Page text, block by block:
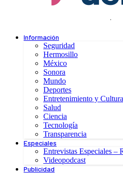
.
Información
Seguridad
Hermosillo
México
Sonora
Mundo
Deportes
Entretenimiento y Cultura
Salud
Ciencia
Tecnología
Transparencia
Especiales
Entrevistas Especiales –
Videopodcast
Publicidad